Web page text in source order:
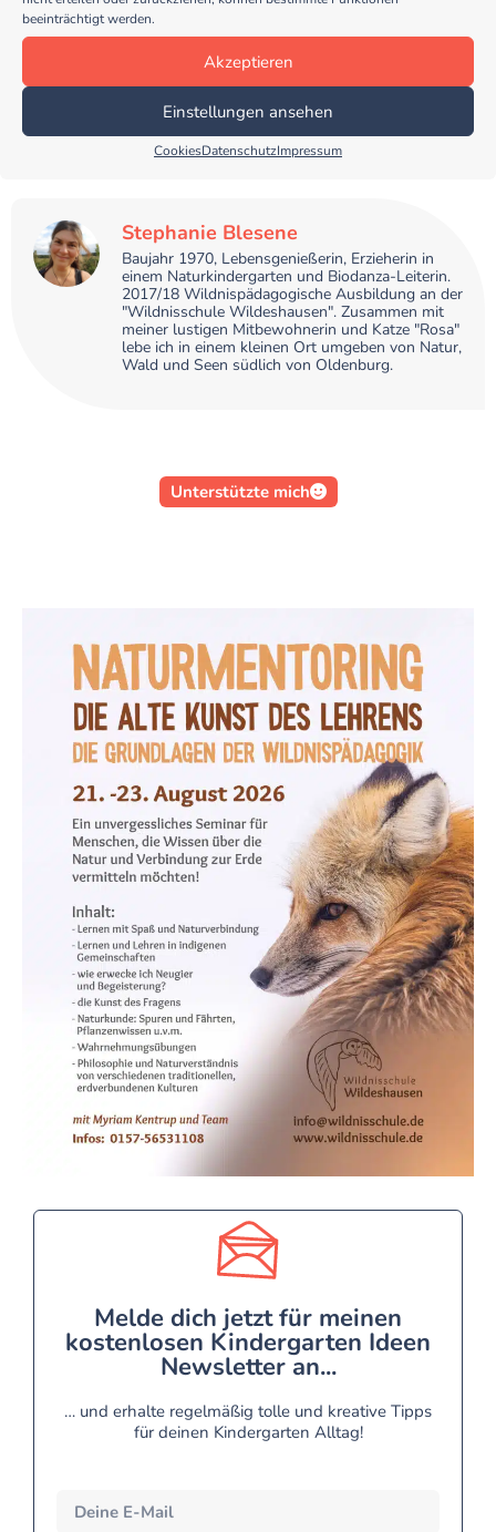
beeinträchtigt werden.
Akzeptieren
Einstellungen ansehen
CookiesDatenschutzImpressum
Teile diesen Beitrag
Stephanie Blesene
Baujahr 1970, Lebensgenießerin, Erzieherin in
einem Naturkindergarten und Biodanza-Leiterin.
2017/18 Wildnispädagogische Ausbildung an der
"Wildnisschule Wildeshausen". Zusammen mit
meiner lustigen Mitbewohnerin und Katze "Rosa"
lebe ich in einem kleinen Ort umgeben von Natur,
Wald und Seen südlich von Oldenburg.
Unterstützte mich
Melde dich jetzt für meinen
kostenlosen Kindergarten Ideen
Newsletter an...
… und erhalte regelmäßig tolle und kreative Tipps
für deinen Kindergarten Alltag!